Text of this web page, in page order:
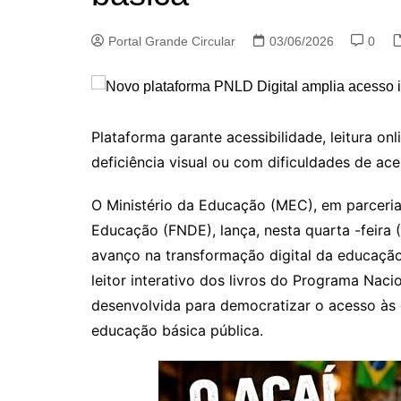
Portal Grande Circular 03/06/2026 0
Plataforma garante acessibilidade, leitura
deficiência visual ou com dificuldades de
O Ministério da Educação (MEC), em
Educação (FNDE), lança, nesta quarta -feira
avanço na transformação digital da
leitor interativo dos livros do Programa
desenvolvida para democratizar o acesso
educação básica pública.